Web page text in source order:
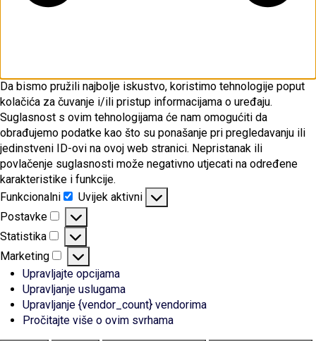
Da bismo pružili najbolje iskustvo, koristimo tehnologije poput
kolačića za čuvanje i/ili pristup informacijama o uređaju.
Suglasnost s ovim tehnologijama će nam omogućiti da
obrađujemo podatke kao što su ponašanje pri pregledavanju ili
jedinstveni ID-ovi na ovoj web stranici. Nepristanak ili
povlačenje suglasnosti može negativno utjecati na određene
karakteristike i funkcije.
Funkcionalni
Funkcionalni
Uvijek aktivni
Postavke
Postavke
Statistika
Statistika
Marketing
Marketing
Upravljajte opcijama
Upravljanje uslugama
Upravljanje {vendor_count} vendorima
Pročitajte više o ovim svrhama